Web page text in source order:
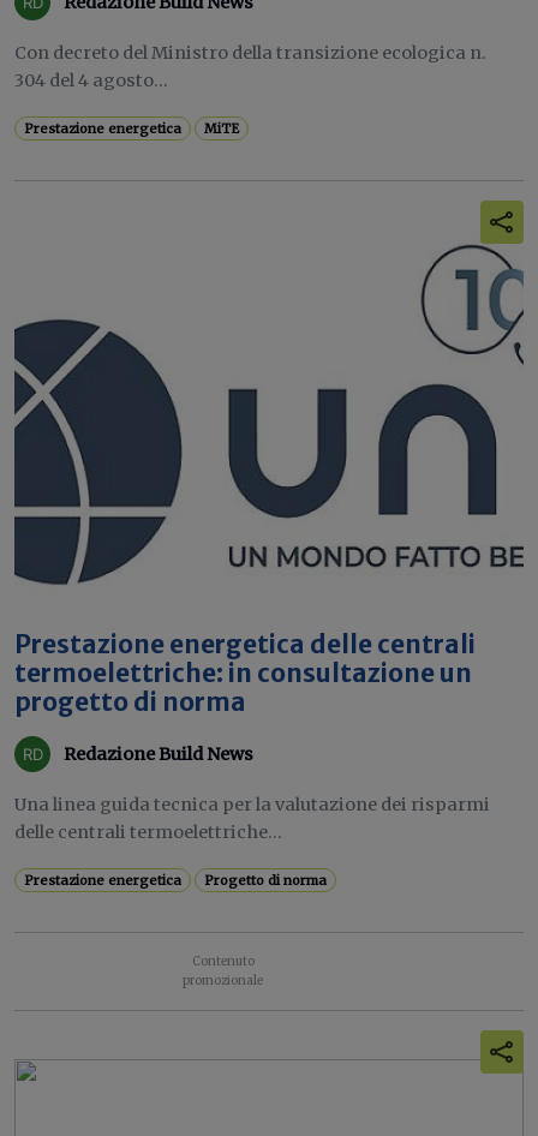
Con decreto del Ministro della transizione ecologica n.
304 del 4 agosto...
Prestazione energetica MiTE
Prestazione energetica delle centrali
termoelettriche: in consultazione un
progetto di norma
Redazione Build News
Una linea guida tecnica per la valutazione dei risparmi
delle centrali termoelettriche...
Prestazione energetica Progetto di norma